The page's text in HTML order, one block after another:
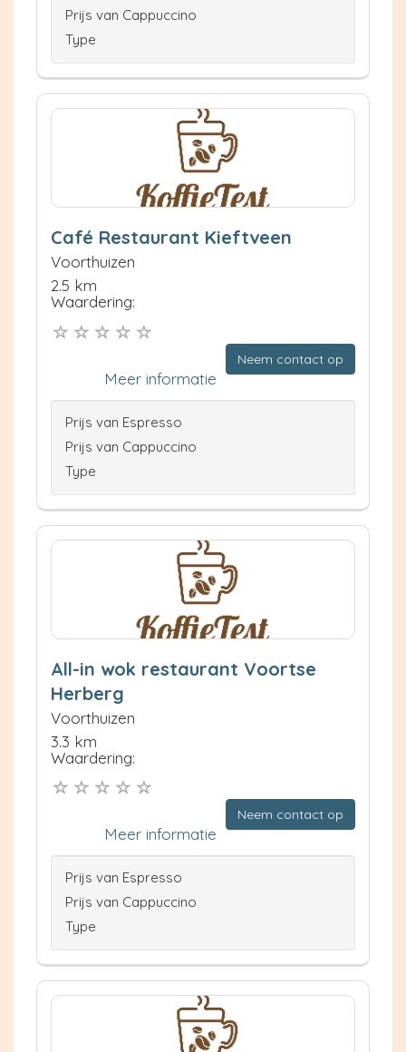
Prijs van Cappuccino
Type
Café Restaurant Kieftveen
Voorthuizen
2.5 km
Waardering:
Neem contact op
Meer informatie
Prijs van Espresso
Prijs van Cappuccino
Type
All-in wok restaurant Voortse
Herberg
Voorthuizen
3.3 km
Waardering:
Neem contact op
Meer informatie
Prijs van Espresso
Prijs van Cappuccino
Type